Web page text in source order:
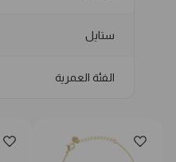
ستايل
الفئة العمرية